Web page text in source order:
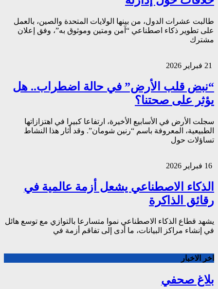
طالبت عشرات الدول، من بينها الولايات المتحدة والصين، بالعمل
على تطوير ذكاء اصطناعي “آمن ومتين وموثوق به”، وفق إعلان
مشترك
“نبض قلب الأرض” في حالة اضطراب.. هل
يؤثر على صحتنا؟
سجلت الأرض في الأسابيع الأخيرة، ارتفاعا كبيرا في اهتزازاتها
الطبيعية، المعروفة باسم “رنين شومان”. وقد أثار هذا النشاط
تساؤلات حول
الذكاء الاصطناعي يشعل أزمة عالمية في
رقائق الذاكرة
يشهد قطاع الذكاء الاصطناعي نموا متسارعا بالتوازي مع توسع هائل
في إنشاء مراكز البيانات، ما أدى إلى تفاقم أزمة في
اخر الاخبار
بلاغ صحفي